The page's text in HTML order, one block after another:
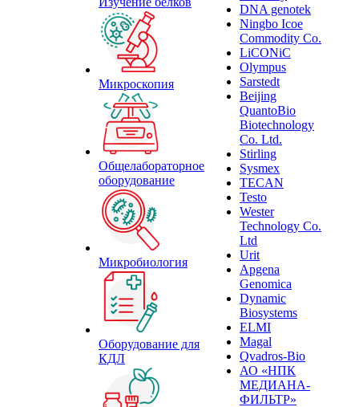
Микроскопия
Общелабораторное
оборудование
Микробиология
Оборудование для
КДЛ
DNA genotek
Ningbo Icoe
Commodity Co.
LiCONiC
Olympus
Sarstedt
Beijing
QuantoBio
Biotechnology
Co. Ltd.
Stirling
Sysmex
TECAN
Testo
Wester
Technology Co.
Ltd
Urit
Apgena
Genomica
Dynamic
Biosystems
ELMI
Magal
Qvadros-Bio
АО «НПК
МЕДИАНА-
ФИЛЬТР»